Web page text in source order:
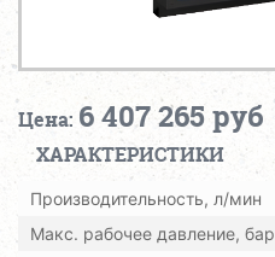
Цена: 6 407 265 руб
ХАРАКТЕРИСТИКИ
Производительность, л/мин
Макс. рабочее давление, бар